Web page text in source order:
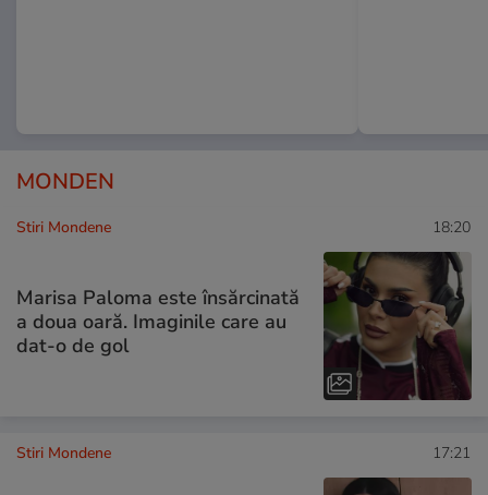
MONDEN
Stiri Mondene 18:20
Marisa Paloma este însărcinată
a doua oară. Imaginile care au
dat-o de gol
Stiri Mondene 17:21